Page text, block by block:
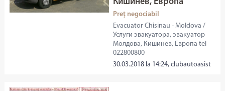
Preț negociabil
Evacuator Chisinau - Moldova /
Услуги эвакуатора, эвакуатор
Молдова, Кишинев, Европа tel
022800800
30.03.2018 la 14:24, clubautoasist